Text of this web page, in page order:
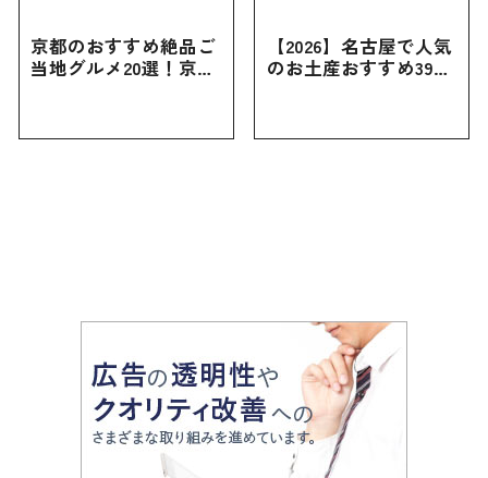
京都のおすすめ絶品ご
当地グルメ20選！京都
【2026】名古屋で人気
のお土産おすすめ39選
お土産・ばらまき用ま